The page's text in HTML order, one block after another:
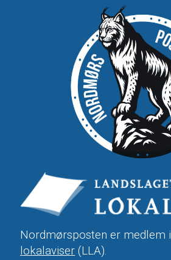
Nordmørsposten er medlem i
lokalaviser (LLA).